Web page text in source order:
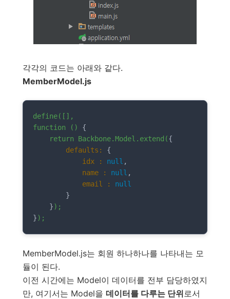
각각의 코드는 아래와 같다.
MemberModel.js
define([],
function
()
{
return
Backbone.Model.extend({
defaults:
{
idx :
null ,
name :
null ,
email :
null
    }
);
});
MemberModel.js는 회원 하나하나를 나타내는 모
듈이 된다.
이전 시간에는 Model이 데이터를 전부 담당하였지
만, 여기서는 Model을 데이터를 다루는 단위 로서